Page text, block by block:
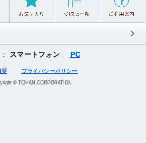
スマートフォン PC
要 プライバシーポリシー
© TOHAN CORPORATION